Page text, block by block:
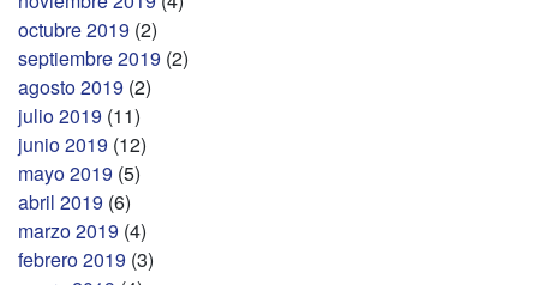
octubre 2019 (2)
septiembre 2019 (2)
agosto 2019 (2)
julio 2019 (11)
junio 2019 (12)
mayo 2019 (5)
abril 2019 (6)
marzo 2019 (4)
febrero 2019 (3)